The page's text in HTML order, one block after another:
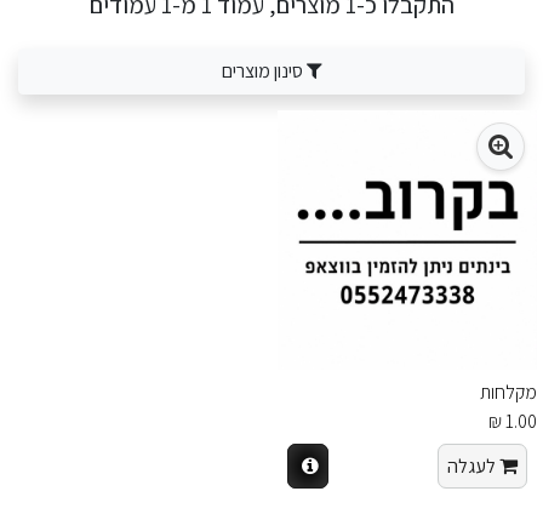
סינון מוצרים
מקלחות
1.00 ₪
לעגלה